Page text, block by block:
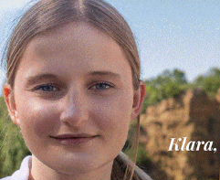
Articolo precedente
Rubato un contatore delle luminarie
che rimangono spente. Situazione
risolta
Ultime Notizie